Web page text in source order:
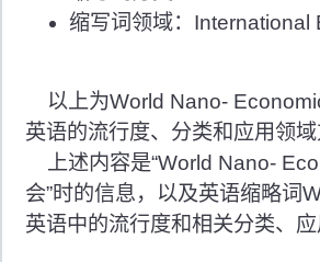
缩写词领域：International
以上为World Nano-
英语的流行度、分类和应用领域
上述内容是“World Nano-
会”时的信息，以及英语缩略词
英语中的流行度和相关分类、应